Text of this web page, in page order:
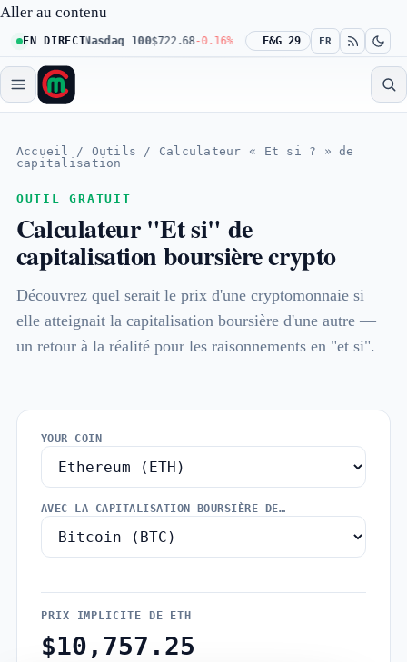
Aller au contenu
EN DIRECT
+0.23% Nasdaq 100$722.68-0.16% Dow 30 $541.67+0.23%
F&G 29 FR
Accueil / Outils /
Calculateur « Et si ? » de
capitalisation
OUTIL GRATUIT
Calculateur "Et si" de
capitalisation boursière crypto
Découvrez quel serait le prix d'une cryptomonnaie si
elle atteignait la capitalisation boursière d'une autre —
un retour à la réalité pour les raisonnements en "et si".
YOUR COIN
AVEC LA CAPITALISATION BOURSIÈRE DE…
PRIX IMPLICITE DE ETH
$10,757.25